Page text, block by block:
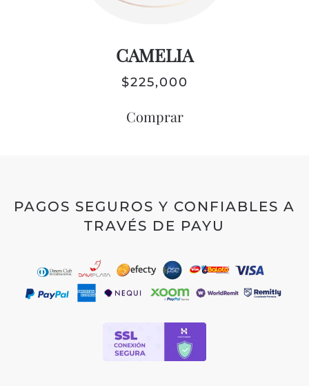
CAMELIA
$225,000
Comprar
PAGOS SEGUROS Y CONFIABLES A
TRAVÉS DE PAYU